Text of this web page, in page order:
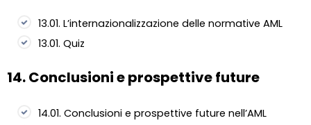
13.01. L’internazionalizzazione delle normative AML
13.01. Quiz
14. Conclusioni e prospettive future
14.01. Conclusioni e prospettive future nell’AML